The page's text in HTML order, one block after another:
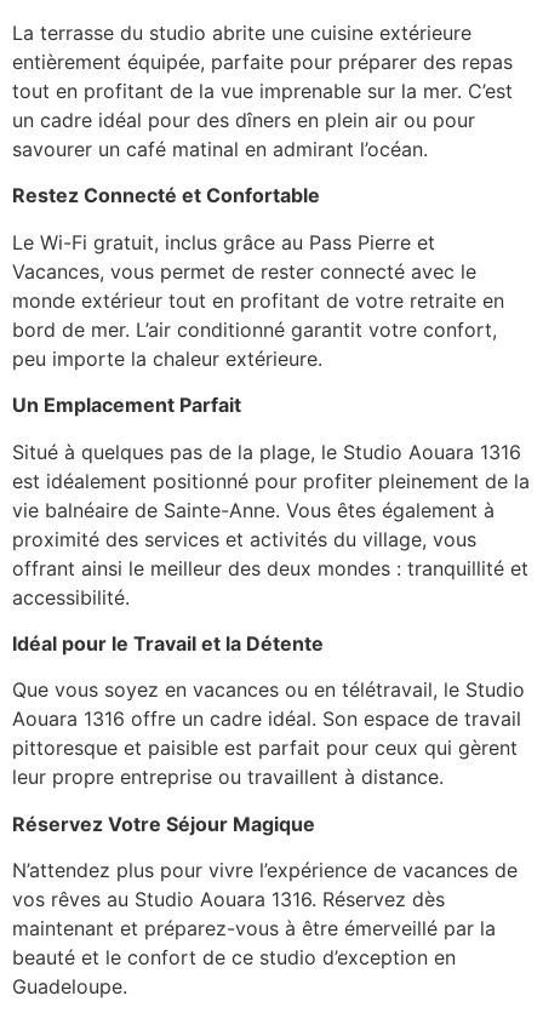
La terrasse du studio abrite une cuisine extérieure
entièrement équipée, parfaite pour préparer des repas
tout en profitant de la vue imprenable sur la mer. C’est
un cadre idéal pour des dîners en plein air ou pour
savourer un café matinal en admirant l’océan.
Restez Connecté et Confortable
Le Wi-Fi gratuit, inclus grâce au Pass Pierre et
Vacances, vous permet de rester connecté avec le
monde extérieur tout en profitant de votre retraite en
bord de mer. L’air conditionné garantit votre confort,
peu importe la chaleur extérieure.
Un Emplacement Parfait
Situé à quelques pas de la plage, le Studio Aouara 1316
est idéalement positionné pour profiter pleinement de la
vie balnéaire de Sainte-Anne. Vous êtes également à
proximité des services et activités du village, vous
offrant ainsi le meilleur des deux mondes : tranquillité et
accessibilité.
Idéal pour le Travail et la Détente
Que vous soyez en vacances ou en télétravail, le Studio
Aouara 1316 offre un cadre idéal. Son espace de travail
pittoresque et paisible est parfait pour ceux qui gèrent
leur propre entreprise ou travaillent à distance.
Réservez Votre Séjour Magique
N’attendez plus pour vivre l’expérience de vacances de
vos rêves au Studio Aouara 1316. Réservez dès
maintenant et préparez-vous à être émerveillé par la
beauté et le confort de ce studio d’exception en
Guadeloupe.